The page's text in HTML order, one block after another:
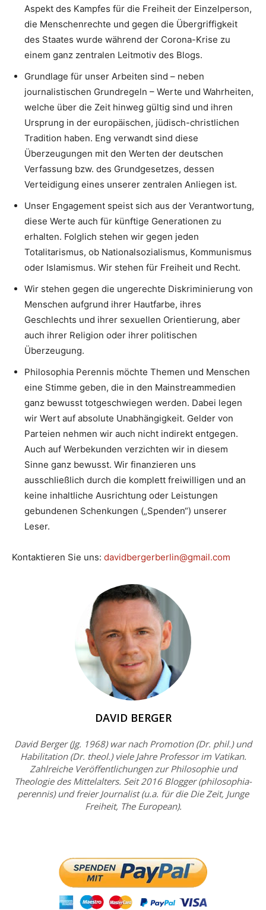
Aspekt des Kampfes für die Freiheit der Einzelperson,
die Menschenrechte und gegen die Übergriffigkeit
des Staates wurde während der Corona-Krise zu
einem ganz zentralen Leitmotiv des Blogs.
Grundlage für unser Arbeiten sind – neben
journalistischen Grundregeln – Werte und Wahrheiten,
welche über die Zeit hinweg gültig sind und ihren
Ursprung in der europäischen, jüdisch-christlichen
Tradition haben. Eng verwandt sind diese
Überzeugungen mit den Werten der deutschen
Verfassung bzw. des Grundgesetzes, dessen
Verteidigung eines unserer zentralen Anliegen ist.
Unser Engagement speist sich aus der Verantwortung,
diese Werte auch für künftige Generationen zu
erhalten. Folglich stehen wir gegen jeden
Totalitarismus, ob Nationalsozialismus, Kommunismus
oder Islamismus. Wir stehen für Freiheit und Recht.
Wir stehen gegen die ungerechte Diskriminierung von
Menschen aufgrund ihrer Hautfarbe, ihres
Geschlechts und ihrer sexuellen Orientierung, aber
auch ihrer Religion oder ihrer politischen
Überzeugung.
Philosophia Perennis möchte Themen und Menschen
eine Stimme geben, die in den Mainstreammedien
ganz bewusst totgeschwiegen werden. Dabei legen
wir Wert auf absolute Unabhängigkeit. Gelder von
Parteien nehmen wir auch nicht indirekt entgegen.
Auch auf Werbekunden verzichten wir in diesem
Sinne ganz bewusst. Wir finanzieren uns
ausschließlich durch die komplett freiwilligen und an
keine inhaltliche Ausrichtung oder Leistungen
gebundenen Schenkungen („Spenden“) unserer
Leser.
Kontaktieren Sie uns: davidbergerberlin@gmail.com
DAVID BERGER
David Berger (Jg. 1968) war nach Promotion (Dr. phil.) und
Habilitation (Dr. theol.) viele Jahre Professor im Vatikan.
Zahlreiche Veröffentlichungen zur Philosophie und
Theologie des Mittelalters. Seit 2016 Blogger (philosophia-
perennis) und freier Journalist (u.a. für die Die Zeit, Junge
Freiheit, The European).